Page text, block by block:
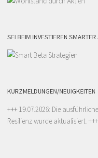
SEI BEIM INVESTIEREN
KURZMELDUNGEN/NEUIGKEITEN
+++ 19.07.2026: Die
Resilienz wurde aktualisiert. +++